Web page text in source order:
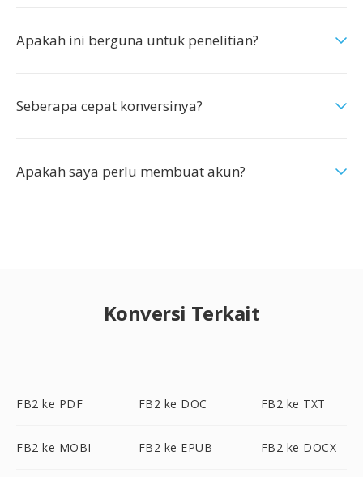
Apakah ini berguna untuk penelitian?
Seberapa cepat konversinya?
Apakah saya perlu membuat akun?
Konversi Terkait
FB2 ke PDF FB2 ke DOC FB2 ke TXT
FB2 ke MOBI FB2 ke EPUB FB2 ke DOCX